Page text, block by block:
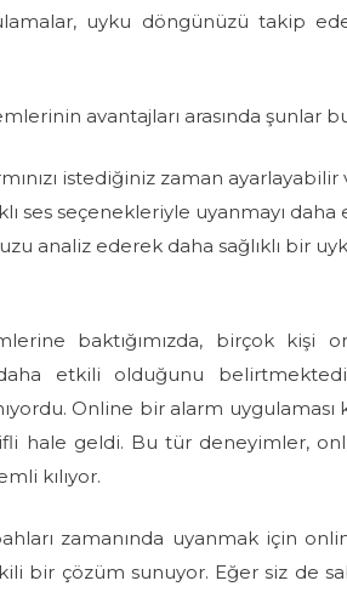
uyku döngünüzü takip
avantajları arasında şunlar
istediğiniz zaman
ses seçenekleriyle uyanmayı
analiz ederek daha sağlıklı bir
baktığımızda, birçok kişi
etkili olduğunu
Online bir alarm uygulaması
hale geldi. Bu tür deneyimler,
kılıyor.
zamanında uyanmak için
bir çözüm sunuyor. Eğer siz de